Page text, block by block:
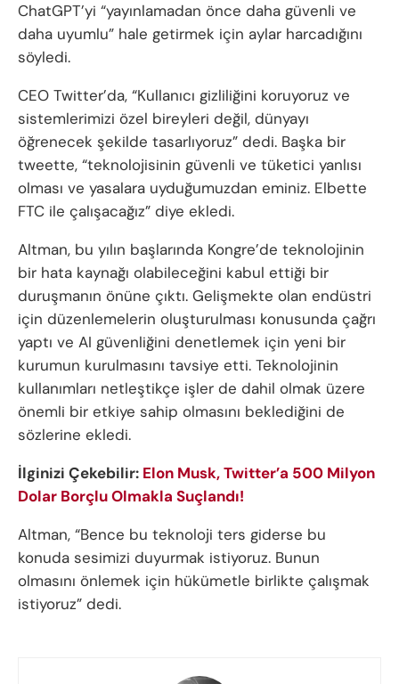
ChatGPT’yi “yayınlamadan önce daha güvenli ve
daha uyumlu” hale getirmek için aylar harcadığını
söyledi.
CEO Twitter’da, “Kullanıcı gizliliğini koruyoruz ve
sistemlerimizi özel bireyleri değil, dünyayı
öğrenecek şekilde tasarlıyoruz” dedi. Başka bir
tweette, “teknolojisinin güvenli ve tüketici yanlısı
olması ve yasalara uyduğumuzdan eminiz. Elbette
FTC ile çalışacağız” diye ekledi.
Altman, bu yılın başlarında Kongre’de teknolojinin
bir hata kaynağı olabileceğini kabul ettiği bir
duruşmanın önüne çıktı. Gelişmekte olan endüstri
için düzenlemelerin oluşturulması konusunda çağrı
yaptı ve AI güvenliğini denetlemek için yeni bir
kurumun kurulmasını tavsiye etti. Teknolojinin
kullanımları netleştikçe işler de dahil olmak üzere
önemli bir etkiye sahip olmasını beklediğini de
sözlerine ekledi.
İlginizi Çekebilir: Elon Musk, Twitter’a 500 Milyon
Dolar Borçlu Olmakla Suçlandı!
Altman, “Bence bu teknoloji ters giderse bu
konuda sesimizi duyurmak istiyoruz. Bunun
olmasını önlemek için hükümetle birlikte çalışmak
istiyoruz” dedi.